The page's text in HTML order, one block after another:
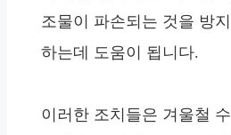
조물이 파손되는 것을 방지
하는데 도움이 됩니다.
이러한 조치들은 겨울철 수